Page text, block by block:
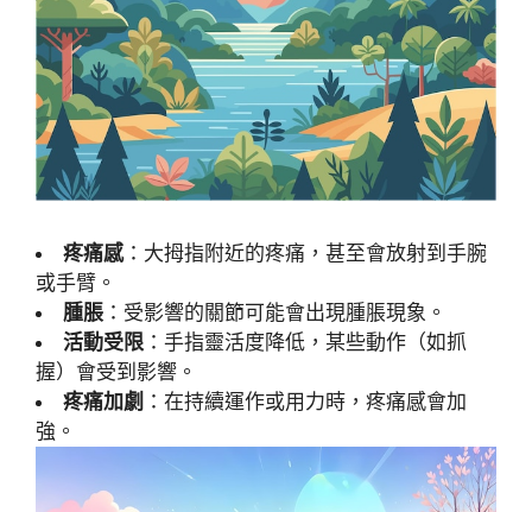
疼痛感：大拇指附近的疼痛，甚至會放射到手腕
或手臂。
腫脹 ：受影響的關節可能會出現腫脹現象。
活動受限 ：手指靈活度降低，某些動作（如抓
握）會受到影響。
疼痛加劇 ：在持續運作或用力時，疼痛感會加
強。